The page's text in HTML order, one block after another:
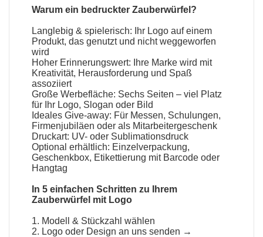
Warum ein bedruckter Zauberwürfel ?
Langlebig & spielerisch: Ihr Logo auf einem
Produkt, das genutzt und nicht weggeworfen
wird
Hoher Erinnerungswert: Ihre Marke wird mit
Kreativität, Herausforderung und Spaß
assoziiert
Große Werbefläche: Sechs Seiten – viel Platz
für Ihr Logo, Slogan oder Bild
Ideales Give-away: Für Messen, Schulungen,
Firmenjubiläen oder als Mitarbeitergeschenk
Druckart: UV- oder Sublimationsdruck
Optional erhältlich: Einzelverpackung,
Geschenkbox, Etikettierung mit Barcode oder
Hangtag
In 5 einfachen Schritten zu Ihrem
Zauberwürfel mit Logo
1. Modell & Stückzahl wählen
2. Logo oder Design an uns senden →